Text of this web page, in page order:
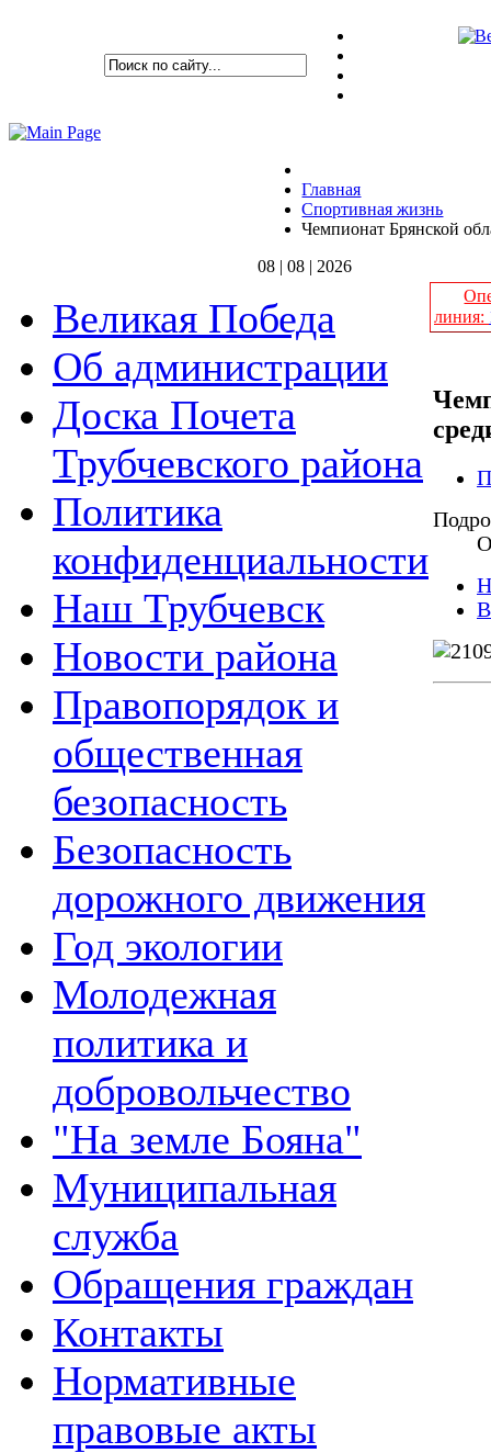
Главная
Спортивная жизнь
Чемпионат Брянской
08 | 08 | 2026
Великая Победа
Об администрации
Доска Почета
Трубчевского района
Политика
конфиденциальности
Наш Трубчевск
Новости района
Правопорядок и
общественная
безопасность
Безопасность
дорожного движения
Год экологии
Молодежная
политика и
добровольчество
"На земле Бояна"
Муниципальная
служба
Обращения граждан
Контакты
Нормативные
правовые акты
линия: